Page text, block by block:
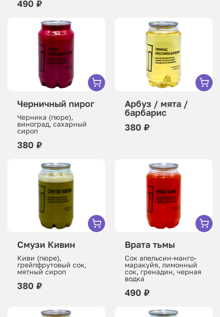
490 ₽
Черничный пирог
Черника (пюре),
виноград, сахарный
сироп
380 ₽
Арбуз / мята /
барбарис
380 ₽
Смузи Кивин
Киви (пюре),
грейпфрутовый сок,
мятный сироп
380 ₽
Врата тьмы
Сок апельсин-манго-
маракуйя, лимонный
сок, гренадин, черная
водка
490 ₽